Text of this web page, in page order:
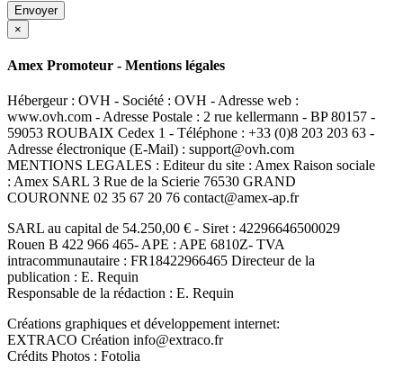
Envoyer
×
Amex Promoteur - Mentions légales
Hébergeur : OVH - Société : OVH - Adresse web :
www.ovh.com - Adresse Postale : 2 rue kellermann - BP 80157 -
59053 ROUBAIX Cedex 1 - Téléphone : +33 (0)8 203 203 63 -
Adresse électronique (E-Mail) : support@ovh.com
MENTIONS LEGALES : Editeur du site : Amex Raison sociale
: Amex SARL 3 Rue de la Scierie 76530 GRAND
COURONNE 02 35 67 20 76 contact@amex-ap.fr
SARL au capital de 54.250,00 € - Siret : 42296646500029
Rouen B 422 966 465- APE : APE 6810Z- TVA
intracommunautaire : FR18422966465 Directeur de la
publication : E. Requin
Responsable de la rédaction : E. Requin
Créations graphiques et développement internet:
EXTRACO Création info@extraco.fr
Crédits Photos : Fotolia